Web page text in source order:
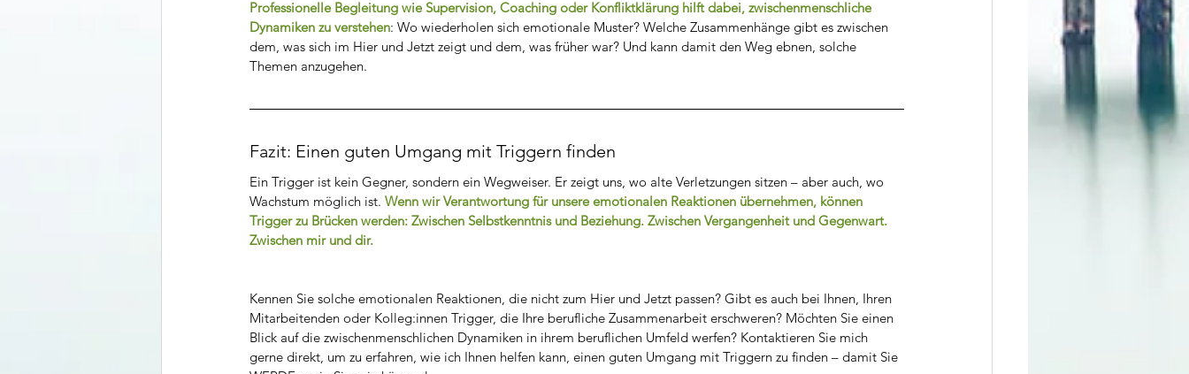
Professionelle Begleitung wie Supervision, Coaching oder Konfliktklärung hilft dabei, zwischenmenschliche
Dynamiken zu verstehen: Wo wiederholen sich emotionale Muster? Welche Zusammenhänge gibt es zwischen
dem, was sich im Hier und Jetzt zeigt und dem, was früher war? Und kann damit den Weg ebnen, solche
Themen anzugehen.
Fazit: Einen guten Umgang mit Triggern finden
Ein Trigger ist kein Gegner, sondern ein Wegweiser. Er zeigt uns, wo alte Verletzungen sitzen – aber auch, wo
Wachstum möglich ist. Wenn wir Verantwortung für unsere emotionalen Reaktionen übernehmen, können
Trigger zu Brücken werden: Zwischen Selbstkenntnis und Beziehung. Zwischen Vergangenheit und Gegenwart.
Zwischen mir und dir.
Kennen Sie solche emotionalen Reaktionen, die nicht zum Hier und Jetzt passen? Gibt es auch bei Ihnen, Ihren
Mitarbeitenden oder Kolleg:innen Trigger, die Ihre berufliche Zusammenarbeit erschweren? Möchten Sie einen
Blick auf die zwischenmenschlichen Dynamiken in ihrem beruflichen Umfeld werfen? Kontaktieren Sie mich
gerne direkt, um zu erfahren, wie ich Ihnen helfen kann, einen guten Umgang mit Triggern zu finden – damit Sie